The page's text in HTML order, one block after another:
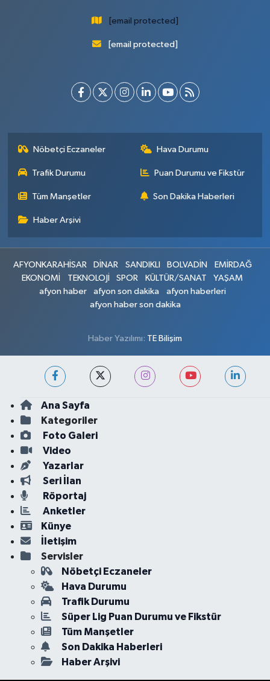
[email protected]
[email protected]
Nöbetçi Eczaneler Hava Durumu
Trafik Durumu Puan Durumu ve Fikstür
Tüm Manşetler Son Dakika Haberleri
Haber Arşivi
AFYONKARAHİSAR DİNAR SANDIKLI BOLVADİN
EMİRDAĞ
EKONOMİ
TEKNOLOJİ SPOR KÜLTÜR/SANAT
YAŞAM
afyon haber
afyon son dakika
afyon haberleri
afyon haber son dakika
Haber Yazılımı: TE Bilişim
Ana Sayfa
Kategoriler
Foto Galeri
Video
Yazarlar
Seri İlan
Röportaj
Anketler
Künye
İletişim
Servisler
Nöbetçi Eczaneler
Hava Durumu
Trafik Durumu
Süper Lig Puan Durumu ve Fikstür
Tüm Manşetler
Son Dakika Haberleri
Haber Arşivi